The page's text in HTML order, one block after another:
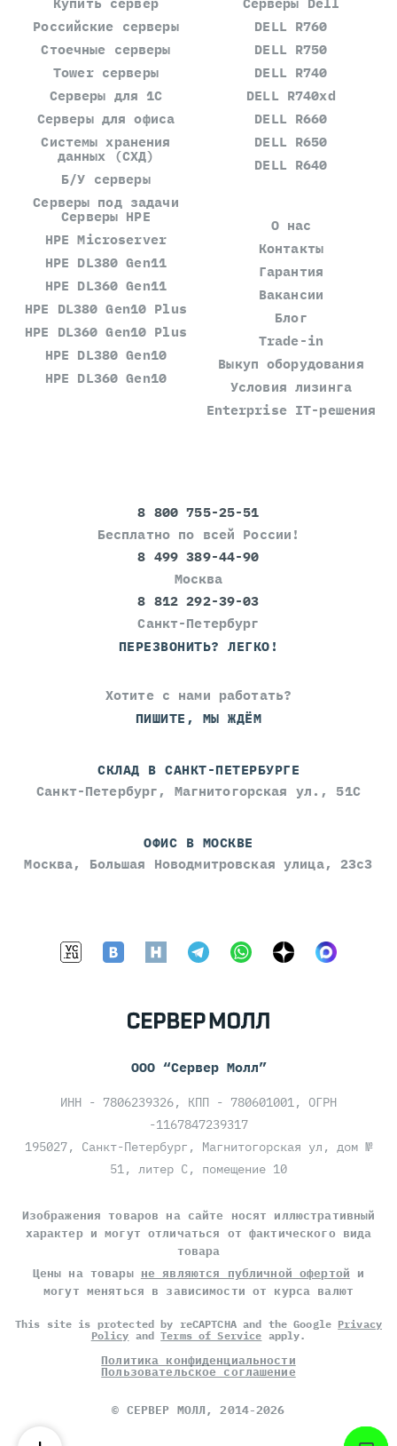
Российские серверы
Стоечные серверы
Tower серверы
Серверы для 1С
Серверы для офиса
Системы хранения
данных (СХД)
Б/У серверы
Серверы под задачи
DELL R760
DELL R750
DELL R740
DELL R740xd
DELL R660
DELL R650
DELL R640
Серверы HPE
HPE Microserver
HPE DL380 Gen11
HPE DL360 Gen11
HPE DL380 Gen10 Plus
HPE DL360 Gen10 Plus
HPE DL380 Gen10
HPE DL360 Gen10
О нас
Контакты
Гарантия
Вакансии
Блог
Trade-in
Выкуп оборудования
Условия лизинга
Enterprise IT-решения
8 800 755-25-51
Бесплатно по всей России!
8 499 389-44-90
Москва
8 812 292-39-03
Санкт-Петербург
ПЕРЕЗВОНИТЬ? ЛЕГКО!
Хотите с нами работать?
ПИШИТЕ, МЫ ЖДЁМ
СКЛАД В САНКТ-ПЕТЕРБУРГЕ
Санкт-Петербург, Магнитогорская ул., 51С
ОФИС В МОСКВЕ
Москва, Большая Новодмитровская улица, 23с3
ООО “Сервер Молл”
ИНН - 7806239326, КПП - 780601001, ОГРН
-1167847239317
195027, Санкт-Петербург, Магнитогорская ул, дом №
51, литер С, помещение 10
Изображения товаров на сайте носят иллюстративный
характер и могут отличаться от фактического вида
товара
Цены на товары не являются публичной офертой и
могут меняться в зависимости от курса валют
This site is protected by reCAPTCHA and the Google Privacy
Policy andTerms of Service apply.
Политика конфиденциальности
Пользовательское соглашение
© СЕРВЕР МОЛЛ, 2014-2026